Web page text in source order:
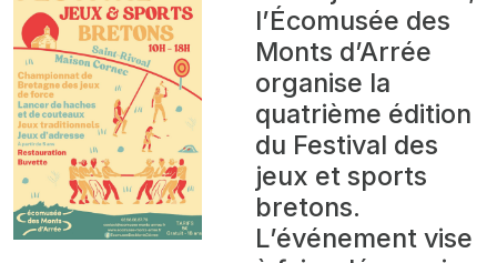
l’Écomusée des
Monts d’Arrée
organise la
quatrième édition
du Festival des
jeux et sports
bretons.
L’événement vise